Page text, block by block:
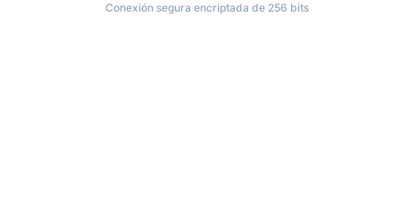
Conexión segura encriptada de 256 bits